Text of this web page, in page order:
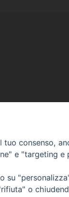
consenso,
e "targeting
o